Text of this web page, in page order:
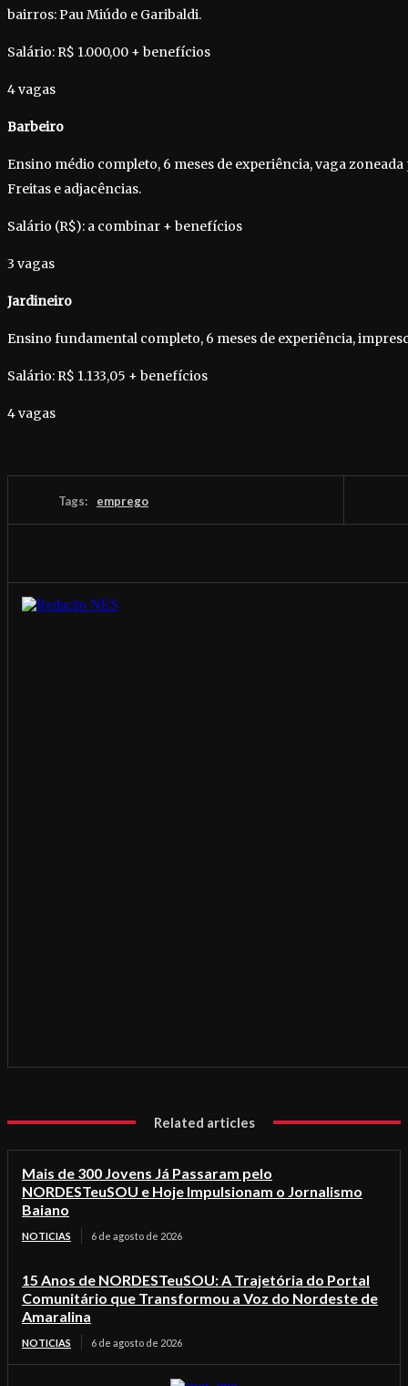
bairros: Pau Miúdo e Garibaldi.
Salário: R$ 1.000,00 + benefícios
4 vagas
Barbeiro
Ensino médio completo, 6 meses de experiência, vaga
Freitas e adjacências.
Salário (R$): a combinar + benefícios
3 vagas
Jardineiro
Ensino fundamental completo, 6 meses de experiência,
Salário: R$ 1.133,05 + benefícios
4 vagas
Tags: emprego
Related articles
Mais de 300 Jovens Já Passaram pelo
NORDESTeuSOU e Hoje Impulsionam o Jornalismo
Baiano
NOTICIAS 6 de agosto de 2026
15 Anos de NORDESTeuSOU: A Trajetória do Portal
Comunitário que Transformou a Voz do Nordeste de
Amaralina
NOTICIAS 6 de agosto de 2026